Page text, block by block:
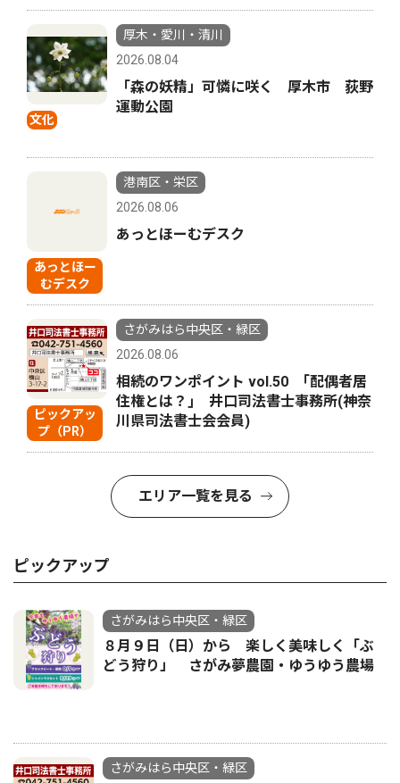
文化
厚木・愛川・清川
2026.08.04
「森の妖精」可憐に咲く 厚木市 荻野
運動公園
あっとほー
むデスク
港南区・栄区
2026.08.06
あっとほーむデスク
ピックアッ
プ（PR）
さがみはら中央区・緑区
2026.08.06
相続のワンポイント vol.50 ｢配偶者居
住権とは？｣ 井口司法書士事務所(神奈
川県司法書士会会員)
エリア一覧を見る
ピックアップ
さがみはら中央区・緑区
８月９日（日）から 楽しく美味しく「ぶ
どう狩り」 さがみ夢農園・ゆうゆう農場
さがみはら中央区・緑区